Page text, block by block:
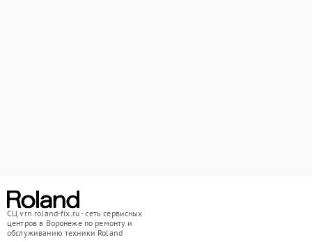
СЦ vrn.roland-fix.ru - сеть сервисных
центров в Воронеже по ремонту и
обслуживанию техники Roland